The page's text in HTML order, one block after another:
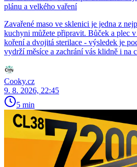
plánu a velkého vaření
Zavařené maso ve sklenici je jedna z
kuchyni můžete připravit. Bůček a plec
koření a dvojitá sterilace - výsledek je
vydrží měsíce a zachrání vás klidně i na
Cooky.cz
9. 8. 2026, 22:45
5 min